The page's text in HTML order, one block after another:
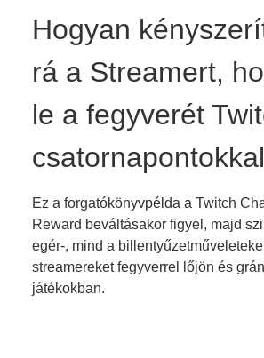
Hogyan
rá a Streamert,
le a fegyverét
csatornapontokkal
Ez a forgatókönyvpélda a Twitch
Reward beváltásakor figyel, majd
egér-, mind a
streamereket fegyverrel lőjön és
játékokban.